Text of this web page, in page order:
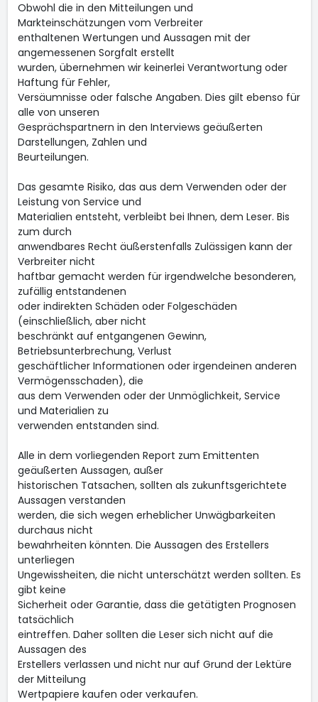
Obwohl die in den Mitteilungen und
Markteinschätzungen vom Verbreiter
enthaltenen Wertungen und Aussagen mit der
angemessenen Sorgfalt erstellt
wurden, übernehmen wir keinerlei Verantwortung oder
Haftung für Fehler,
Versäumnisse oder falsche Angaben. Dies gilt ebenso für
alle von unseren
Gesprächspartnern in den Interviews geäußerten
Darstellungen, Zahlen und
Beurteilungen.
Das gesamte Risiko, das aus dem Verwenden oder der
Leistung von Service und
Materialien entsteht, verbleibt bei Ihnen, dem Leser. Bis
zum durch
anwendbares Recht äußerstenfalls Zulässigen kann der
Verbreiter nicht
haftbar gemacht werden für irgendwelche besonderen,
zufällig entstandenen
oder indirekten Schäden oder Folgeschäden
(einschließlich, aber nicht
beschränkt auf entgangenen Gewinn,
Betriebsunterbrechung, Verlust
geschäftlicher Informationen oder irgendeinen anderen
Vermögensschaden), die
aus dem Verwenden oder der Unmöglichkeit, Service
und Materialien zu
verwenden entstanden sind.
Alle in dem vorliegenden Report zum Emittenten
geäußerten Aussagen, außer
historischen Tatsachen, sollten als zukunftsgerichtete
Aussagen verstanden
werden, die sich wegen erheblicher Unwägbarkeiten
durchaus nicht
bewahrheiten könnten. Die Aussagen des Erstellers
unterliegen
Ungewissheiten, die nicht unterschätzt werden sollten. Es
gibt keine
Sicherheit oder Garantie, dass die getätigten Prognosen
tatsächlich
eintreffen. Daher sollten die Leser sich nicht auf die
Aussagen des
Erstellers verlassen und nicht nur auf Grund der Lektüre
der Mitteilung
Wertpapiere kaufen oder verkaufen.